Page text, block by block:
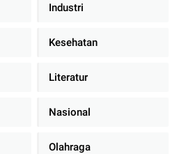
Industri
Kesehatan
Literatur
Nasional
Olahraga